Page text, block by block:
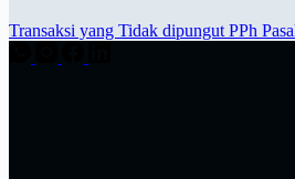
Transaksi yang Tidak dipungut PPh